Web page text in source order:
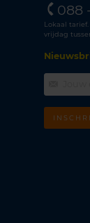
088
Lokaal
vrijdag